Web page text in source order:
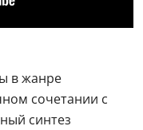
в жанре
сочетании с
синтез